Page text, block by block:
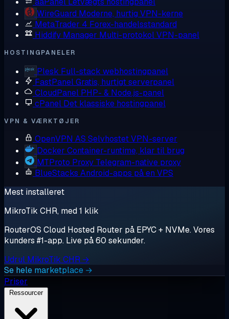
WireGuard Moderne, hurtig VPN-kerne
MetaTrader 4 Forex-handelsstandard
Hiddify Manager Multi-protokol VPN-panel
HOSTINGPANELER
Plesk Full-stack webhostingpanel
FastPanelGratis, hurtigt serverpanel
CloudPanel PHP- & Node.js-panel
cPanel Det klassiske hostingpanel
VPN & VÆRKTØJER
OpenVPN AS Selvhostet VPN-server
Docker Container-runtime, klar til brug
MTProto Proxy Telegram-native proxy
BlueStacks Android-apps på en VPS
Mest installeret
MikroTik CHR, med 1 klik
RouterOS Cloud Hosted Router på EPYC + NVMe. Vores
kunders #1-app. Live på 60 sekunder.
Udrul MikroTik CHR →
Se hele marketplace →
Priser
Ressourcer